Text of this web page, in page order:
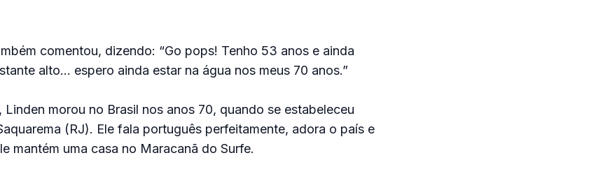
comentou, dizendo: “Go pops! Tenho 53 anos e ainda
alto… espero ainda estar na água nos meus 70 anos.”
Linden morou no Brasil nos anos 70, quando se estabeleceu
(RJ). Ele fala português perfeitamente, adora o país e
mantém uma casa no Maracanã do Surfe.